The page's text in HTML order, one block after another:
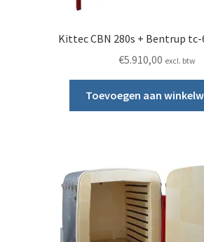
Kittec CBN 280s + Bentrup
€5.910,00 excl. btw
Toevoegen aan